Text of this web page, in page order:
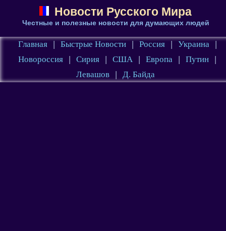
Новости Русского Мира
Честные и полезные новости для думающих людей
Главная | Быстрые Новости | Россия | Украина
|
Новороссия
| Сирия | США | Европа | Путин
|
Левашов
| Д. Байда